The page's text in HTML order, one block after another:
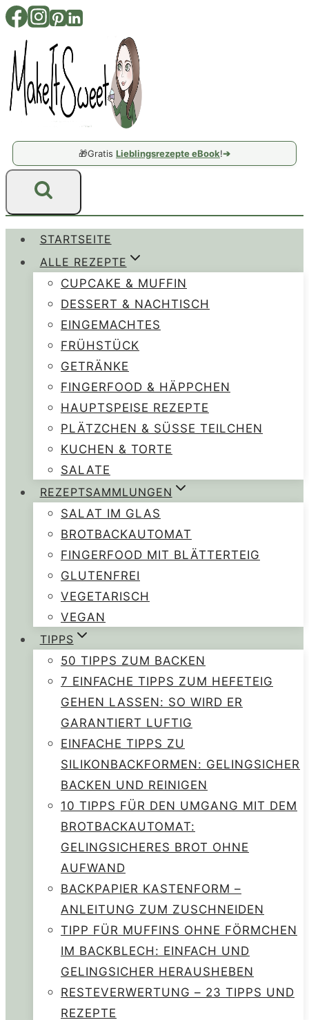
Zum
springen
🎁Gratis Lieblingsrezepte eBook!➔
STARTSEITE
ALLE REZEPTE
CUPCAKE & MUFFIN
DESSERT & NACHTISCH
EINGEMACHTES
FRÜHSTÜCK
GETRÄNKE
FINGERFOOD & HÄPPCHEN
HAUPTSPEISE REZEPTE
PLÄTZCHEN & SÜSSE TEILCHEN
KUCHEN & TORTE
SALATE
REZEPTSAMMLUNGEN
SALAT IM GLAS
BROTBACKAUTOMAT
FINGERFOOD MIT BLÄTTERTEIG
GLUTENFREI
VEGETARISCH
VEGAN
TIPPS
50 TIPPS ZUM BACKEN
7 EINFACHE TIPPS ZUM HEFETEIG
GEHEN LASSEN: SO WIRD ER
GARANTIERT LUFTIG
EINFACHE TIPPS ZU
SILIKONBACKFORMEN: GELINGSICHER
BACKEN UND REINIGEN
10 TIPPS FÜR DEN UMGANG MIT DEM
BROTBACKAUTOMAT:
GELINGSICHERES BROT OHNE
AUFWAND
BACKPAPIER KASTENFORM –
ANLEITUNG ZUM ZUSCHNEIDEN
TIPP FÜR MUFFINS OHNE FÖRMCHEN
IM BACKBLECH: EINFACH UND
GELINGSICHER HERAUSHEBEN
RESTEVERWERTUNG – 23 TIPPS UND
REZEPTE